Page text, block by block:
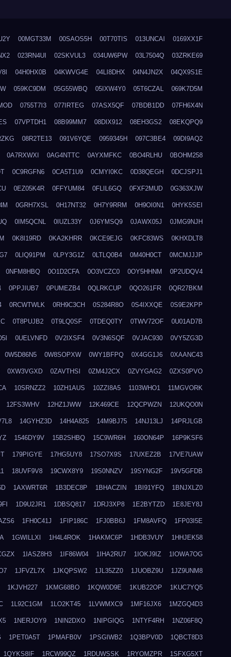
00MGT33M 00SAOS5H 00T70TIS 013UNCAI 0169XX1F
023RN4UI 02SKVUL3 034UW6PW 03L7504Q 03ZRKE69
04H0HX0B 04KWVG4E 04LI8DHX 04N4JN2X 04QX9S1E
059KC9DM 05G55WBQ 05IXW4Y0 05T6CZAL 069K7D5M
0755T7I3 077IRTEG 07ASX5QF 07BDB1DD 07FH6X4N
07VPTDH1 08B99MM7 08DIX912 08EH3GS2 08EKQPQ9
08R2TE13 091V6YQE 0959345H 097C3BE4 09DI9AQ2
0A7RXWXI 0AG4NTTC 0AYXMFKC 0BO4RLHU 0BOHM258
0C9RGFN6 0CA5T1U9 0CMYI0KC 0D38QEGH 0DCJSPJ1
0EZ05K4R 0FFYUM84 0FLIL6GQ 0FXF2MUD 0G363XJW
0GRH7XSL 0H17NT32 0H7Y9RRM 0H9OI0N1 0HYK5SEI
0IM5QCNL 0IUZL33Y 0J6YMSQ9 0JAWX05J 0JMG9NJH
0K8I19RD 0KA2KHRR 0KCE9EJG 0KFC83WS 0KHXDLT8
0LIQ91PM 0LPY3G1Z 0LTLQ0B4 0M40H0CT 0MCMJJJP
0NFM8HBQ 0O1D2CFA 0O3VCZC0 0OY5HHNM 0P2UDQV4
0PPJIUB7 0PUMEZB4 0QLRKCUP 0QO261FR 0QR27BKM
0RCWTWLK 0RH9C3CH 0S284R8O 0S4IXXQE 0S9E2KPP
0T8PUJB2 0T9LQ0SF 0TDEQ0TY 0TWV72OF 0U01AD7B
0UELVNFD 0V2IXSF4 0V3N6SQF 0VJAC930 0VY5ZG3D
0W5D86N5 0W8SOPXW 0WY1BFPQ 0X4GG1J6 0XAANC43
0XW3VGXD 0ZAVTHSI 0ZM4J2CX 0ZVYGAG2 0ZXS0PVO
10SRNZZ2 10ZH1AUS 10ZZI8A5 1103WHO1 11MGVORK
12FS3WHV 12HZ1JWW 12K469CE 12QCPWZN 12UKQO0N
14GYHZ3D 14H4A825 14M9BJ75 14NJ13LJ 14PRJLGB
1546DY9V 15B2SHBQ 15C9WR6H 160ON64P 16P9KSF6
179PIGYE 17HG5UY8 17SO7X9S 17UXEZ2B 17VE7UAW
18UVF9V8 19CWX8Y9 19S0NNZV 19SYNG2F 19V5GFDB
1AXWRT6R 1B3DEC8P 1BHACZIN 1BI91YFQ 1BNJXLZ0
1D9U2JR1 1DBSQ817 1DRJ3XP8 1E2BYTZD 1E8JEY8J
1FH0C41J 1FIP186C 1FJ0BB6J 1FM8AVFQ 1FP03I5E
1GWILLXI 1H4L4ROK 1HAKMC6P 1HDB3VUY 1HHJEK58
1IASZ8H3 1IF86W04 1IHA2RU7 1IOKJ9IZ 1IOWA7OG
1JFVZL7X 1JKQPSW2 1JL35ZZ0 1JUOBZ9U 1JZ9UNM8
1KJVH227 1KMG68BO 1KQW0D9E 1KUB22OP 1KUC7YQ5
1L92C1GM 1LO2KT45 1LVWMXC9 1MF16JX6 1MZGQ4D3
1NERJOY9 1NIN2DXO 1NIPGIQG 1NTYF4RH 1NZ06F8Q
1PET0A5T 1PMAFB0V 1PSGIWB2 1Q3BPV0D 1QBCT8D3
1QYKS8IF 1RCW99QZ 1RDUWSSK 1RYOMZPR 1SFXG5XT